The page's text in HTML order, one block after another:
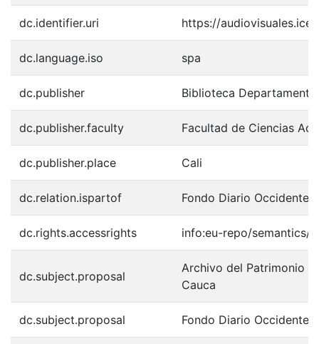
dc.identifier.uri https://
dc.language.iso spa
dc.publisher Biblioteca
dc.publisher.faculty Facultad de Ciencias
dc.publisher.place Cali
dc.relation.ispartof Fondo Diario Occidente
dc.rights.accessrights info:eu-repo/semantics/
dc.subject.proposal
Archivo del Patrimonio
Cauca
dc.subject.proposal Fondo Diario Occidente